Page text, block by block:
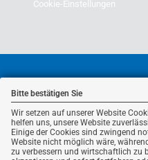
Bitte bestätigen Sie
Wir setzen auf unserer Website
helfen uns, unsere Website
Einige der Cookies sind zwingend
Website nicht möglich wäre,
zu verbessern und wirtschaftlich zu
Cookie-Einstellungen